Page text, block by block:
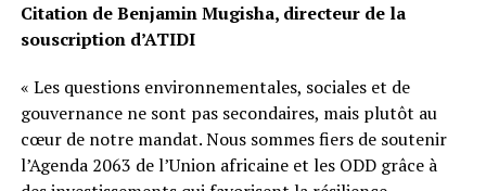
Citation de Benjamin Mugisha, directeur de la
souscription d’ATIDI
« Les questions environnementales, sociales et de
gouvernance ne sont pas secondaires, mais plutôt au
cœur de notre mandat. Nous sommes fiers de soutenir
l’Agenda 2063 de l’Union africaine et les ODD grâce à